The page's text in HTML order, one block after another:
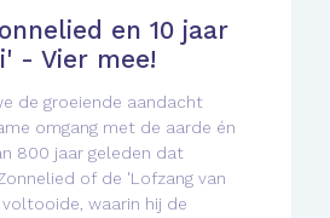
en 10 jaar
- Vier mee!
de groeiende aandacht
omgang met de aarde én
800 jaar geleden dat
of de 'Lofzang van
waarin hij de